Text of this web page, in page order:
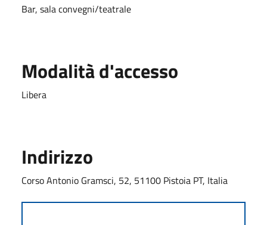
Bar, sala convegni/teatrale
Modalità d'accesso
Libera
Indirizzo
Corso Antonio Gramsci, 52, 51100 Pistoia PT, Italia